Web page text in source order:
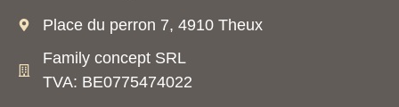
Place du perron 7, 4910 Theux
Family concept SRL
TVA: BE0775474022